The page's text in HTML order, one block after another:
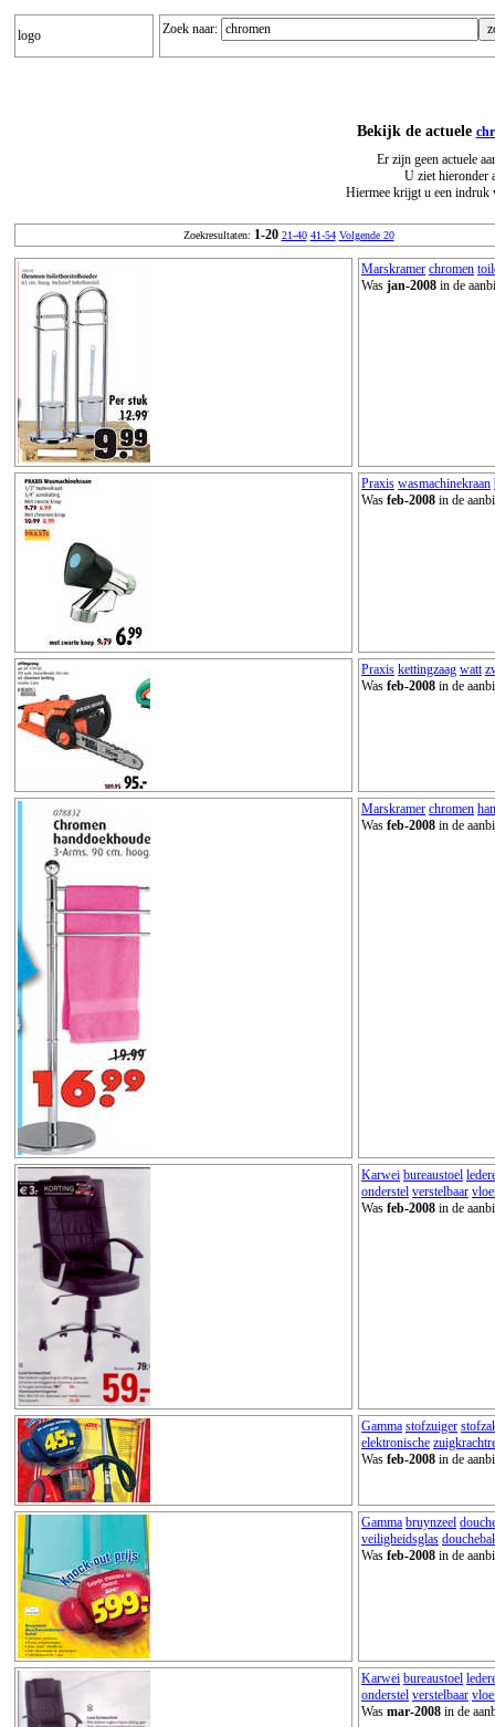
logo Zoek naar:
Bekijk de actuele
Er zijn geen actuele
U ziet hieronder
Hiermee krijgt u een indruk
Zoekresultaten: 1-20 21-40 41-54 Volgende 20
Marskramer chromen
Was jan-2008 in de
Praxis wasmachinekraan
Was feb-2008 in de
Praxis kettingzaag watt
Was feb-2008 in de
Marskramer chromen
Was feb-2008 in de
Karwei bureaustoel
onderstel verstelbaar
Was feb-2008 in de
Gamma stofzuiger
elektronische
Was feb-2008 in de
Gamma bruynzeel
veiligheidsglas
Was feb-2008 in de
Karwei bureaustoel
onderstel verstelbaar
Was mar-2008 in de